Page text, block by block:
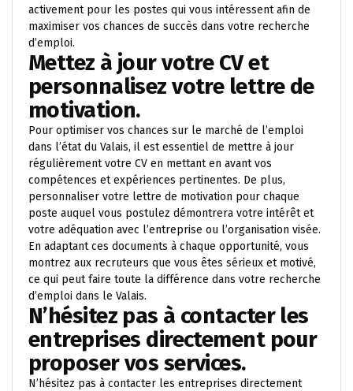
activement pour les postes qui vous intéressent afin de
maximiser vos chances de succès dans votre recherche
d’emploi.
Mettez à jour votre CV et
personnalisez votre lettre de
motivation.
Pour optimiser vos chances sur le marché de l’emploi
dans l’état du Valais, il est essentiel de mettre à jour
régulièrement votre CV en mettant en avant vos
compétences et expériences pertinentes. De plus,
personnaliser votre lettre de motivation pour chaque
poste auquel vous postulez démontrera votre intérêt et
votre adéquation avec l’entreprise ou l’organisation visée.
En adaptant ces documents à chaque opportunité, vous
montrez aux recruteurs que vous êtes sérieux et motivé,
ce qui peut faire toute la différence dans votre recherche
d’emploi dans le Valais.
N’hésitez pas à contacter les
entreprises directement pour
proposer vos services.
N’hésitez pas à contacter les entreprises directement